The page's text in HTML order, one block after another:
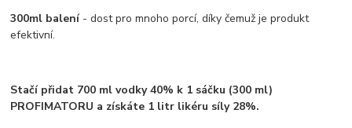
300ml balení- dost pro mnoho porcí, díky čemuž je produkt
efektivní.
Stačí přidat 700 ml vodky 40% k 1 sáčku (300 ml)
PROFIMATORU a získáte 1 litr likéru síly 28%.